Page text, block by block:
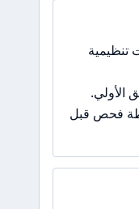
الأولي.
فحص قبل